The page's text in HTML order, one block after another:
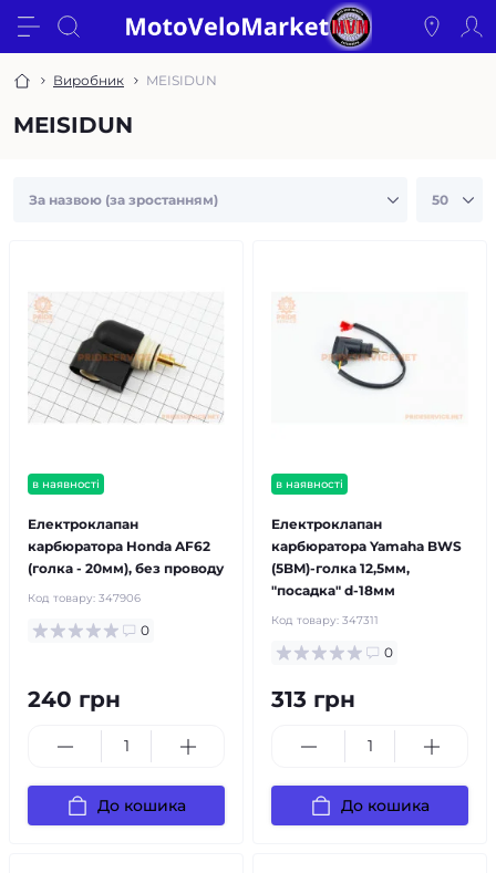
Виробник MEISIDUN
MEISIDUN
в наявності
Електроклапан
карбюратора Honda AF62
(голка - 20мм), без проводу
Код товару: 347906
0
240 грн
До кошика
в наявності
Електроклапан
карбюратора Yamaha BWS
(5BM)-голка 12,5мм,
"посадка" d-18мм
Код товару: 347311
0
313 грн
До кошика